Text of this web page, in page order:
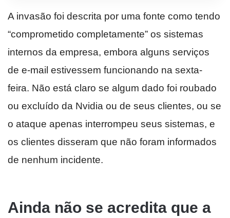
A invasão foi descrita por uma fonte como tendo
“comprometido completamente” os sistemas
internos da empresa, embora alguns serviços
de e-mail estivessem funcionando na sexta-
feira. Não está claro se algum dado foi roubado
ou excluído da Nvidia ou de seus clientes, ou se
o ataque apenas interrompeu seus sistemas, e
os clientes disseram que não foram informados
de nenhum incidente.
Ainda não se acredita que a